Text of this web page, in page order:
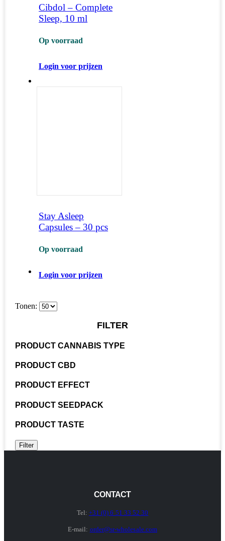
Cibdol – Complete
Sleep, 10 ml
Op voorraad
Login voor prijzen
Stay Asleep
Capsules – 30 pcs
Op voorraad
Login voor prijzen
Tonen:
FILTER
PRODUCT CANNABIS TYPE
PRODUCT CBD
PRODUCT EFFECT
PRODUCT SEEDPACK
PRODUCT TASTE
Filter
CONTACT
Tel: +31 (0) 6 51 33 52 30
E-mail: order@sr-wholesale.com